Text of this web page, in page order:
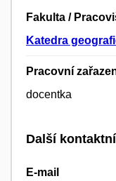
Fakulta /
Katedra
Pracovní
docentka
Další
E-mail